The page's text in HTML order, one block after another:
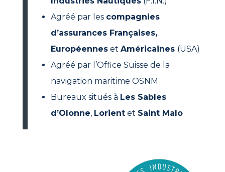
Agréé par les compagnies
d’assurances Françaises,
Européenneset Américaines (USA)
Agréé par l’Office Suisse de la
navigation maritime OSNM
Bureaux situés à Les Sables
d’Olonne, Lorientet Saint Malo